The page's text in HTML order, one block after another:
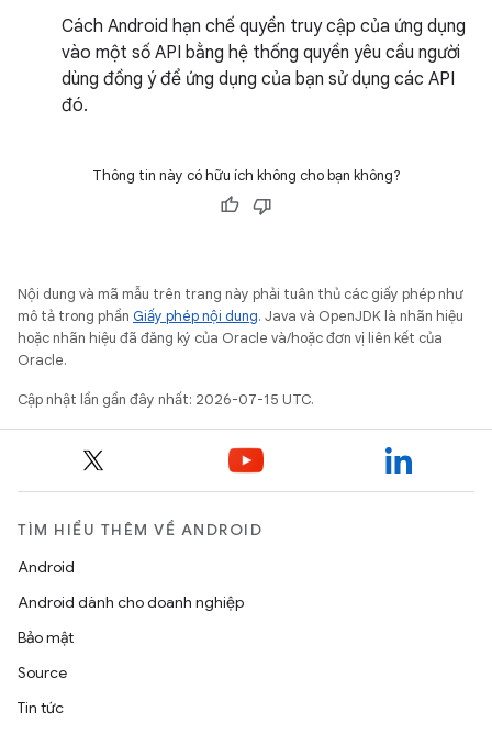
Cách Android hạn chế quyền truy cập của ứng dụng
vào một số API bằng hệ thống quyền yêu cầu người
dùng đồng ý để ứng dụng của bạn sử dụng các API
đó.
Thông tin này có hữu ích không cho bạn không?
Nội dung và mã mẫu trên trang này phải tuân thủ các giấy phép như
mô tả trong phần Giấy phép nội dung. Java và OpenJDK là nhãn hiệu
hoặc nhãn hiệu đã đăng ký của Oracle và/hoặc đơn vị liên kết của
Oracle.
Cập nhật lần gần đây nhất: 2026-07-15 UTC.
TÌM HIỂU THÊM VỀ ANDROID
Android
Android dành cho doanh nghiệp
Bảo mật
Source
Tin tức